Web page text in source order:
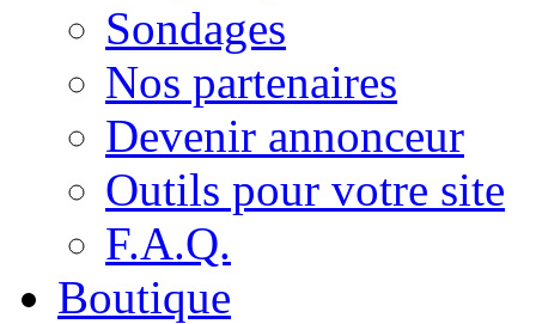
Sondages
Nos partenaires
Devenir annonceur
Outils pour votre site
F.A.Q.
Boutique